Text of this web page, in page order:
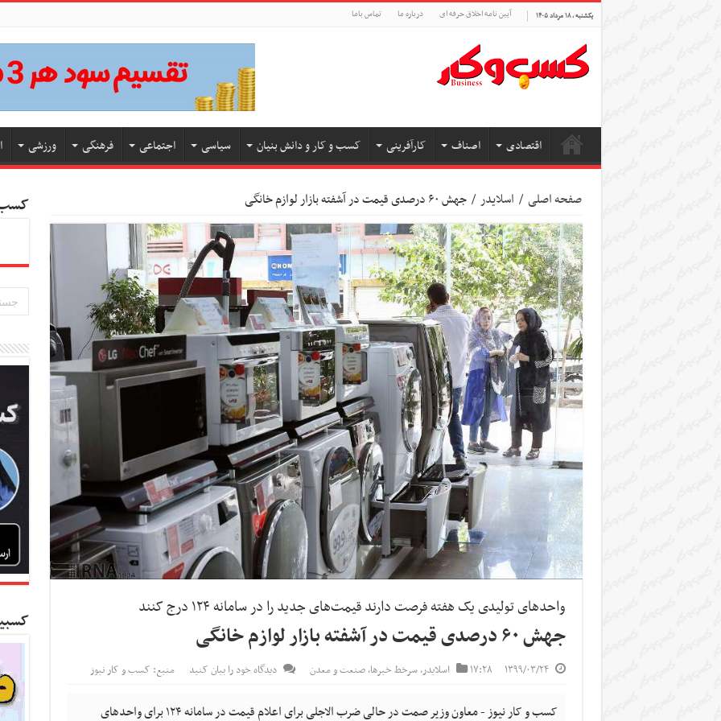
یکشنبه , ۱۸ مرداد ۱۴۰۵ آیین نامه اخلاق حرفه ای درباره ما تماس باما
اقتصادی اصناف کارآفرینی کسب و کار و دانش بنیان سیاسی اجتماعی فرهنگی ورزشی
صفحه اصلی / اسلایدر / جهش ۶۰ درصدی قیمت در آشفته بازار لوازم خانگی
واحدهای تولیدی یک هفته فرصت دارند قیمت‌های جدید را در سامانه ۱۲۴ درج کنند
جهش ۶۰ درصدی قیمت در آشفته بازار لوازم خانگی
۱۳۹۹/۰۳/۲۴ ۱۷:۲۸ اسلایدر,سرخط خبرها,صنعت و معدن دیدگاه خود را بیان کنید منبع: کسب و کار نیوز
کسب و کار نیوز - معاون وزیر صمت در حالی ضرب الاجلی برای اعلام قیمت در سامانه ۱۲۴ برای واحدهای
کسب